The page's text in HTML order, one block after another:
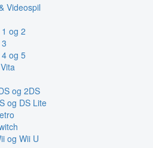
Videospil
og 2
og 5
og 2DS
og DS Lite
og Wii U